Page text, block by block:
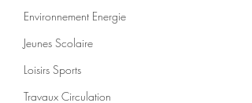
Environnement Energie
Jeunes Scolaire
Loisirs Sports
Travaux Circulation